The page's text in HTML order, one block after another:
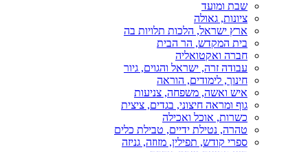
שבת ומועד
ציונות, גאולה
ארץ ישראל, הלכות תלויות בה
בית המקדש, הר הבית
חברה ואקטואליה
עבודה זרה, ישראל והגוים, גיור
חינוך, לימודים, הוראה
איש ואשה, משפחה, צניעות
גוף ומראה חיצוני, בגדים, ציצית
כשרות, אוכל ואכילה
טהרה, נטילת ידיים, טבילת כלים
ספרי קודש, תפילין, מזוזה, גניזה